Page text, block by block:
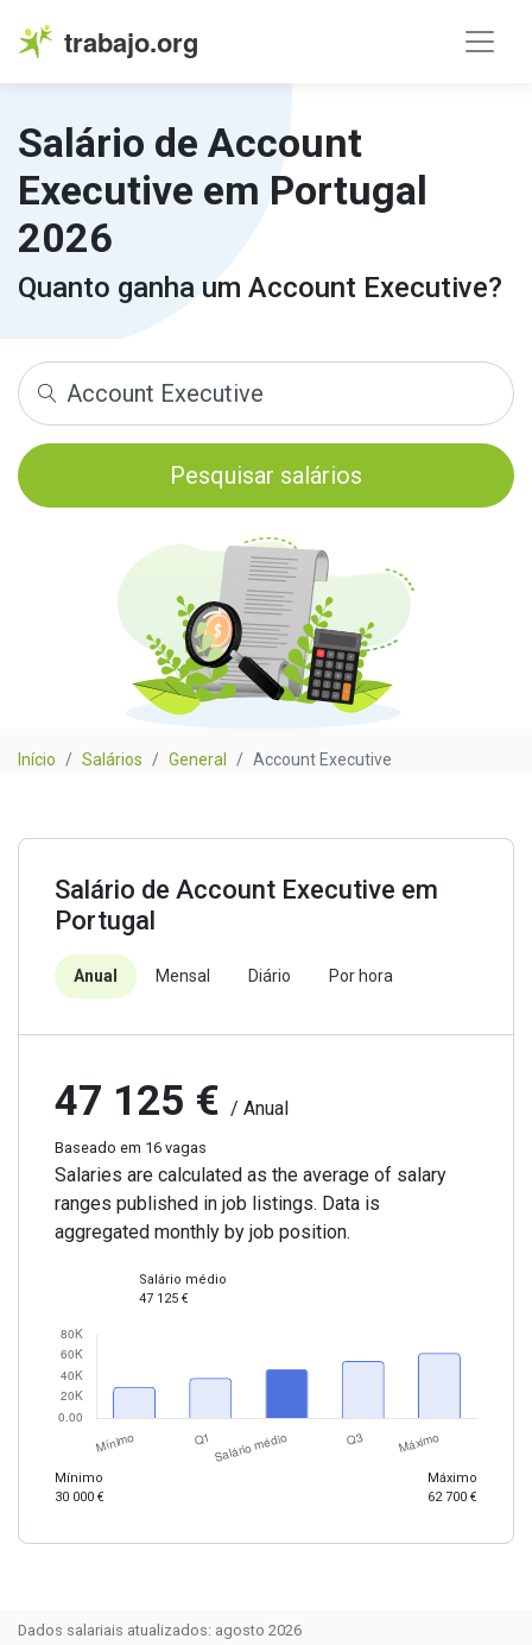
trabajo.org
Salário de Account
Executive em Portugal
2026
Quanto ganha um Account Executive?
Pesquisar salários
Início Salários General Account Executive
Salário de Account Executive em
Portugal
Anual Mensal Diário Por hora
47 125 € / Anual
Baseado em 16 vagas
Salaries are calculated as the average of salary
ranges published in job listings. Data is
aggregated monthly by job position.
Mínimo
30 000 €
Salário médio
47 125 €
Máximo
62 700 €
Dados salariais atualizados: agosto 2026